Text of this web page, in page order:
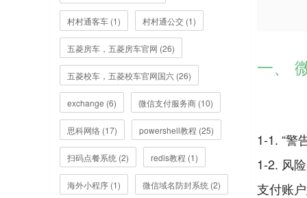
村村通客车 (1) 村村通公交 (1)
五菱房车，五菱房车官网 (26)
五菱校车，五菱校车官网国六 (26)
exchange (6) 微信支付服务商 (10)
思科网络 (17) powershell教程 (25)
扫码点餐系统 (2) redis教程 (1)
海外小程序 (1) 微信域名防封系统 (2)
一、
1-1. “警
1-2. 风
支付账